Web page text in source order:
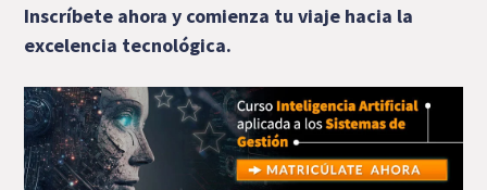
Inscríbete ahora y comienza tu viaje hacia la
excelencia tecnológica.